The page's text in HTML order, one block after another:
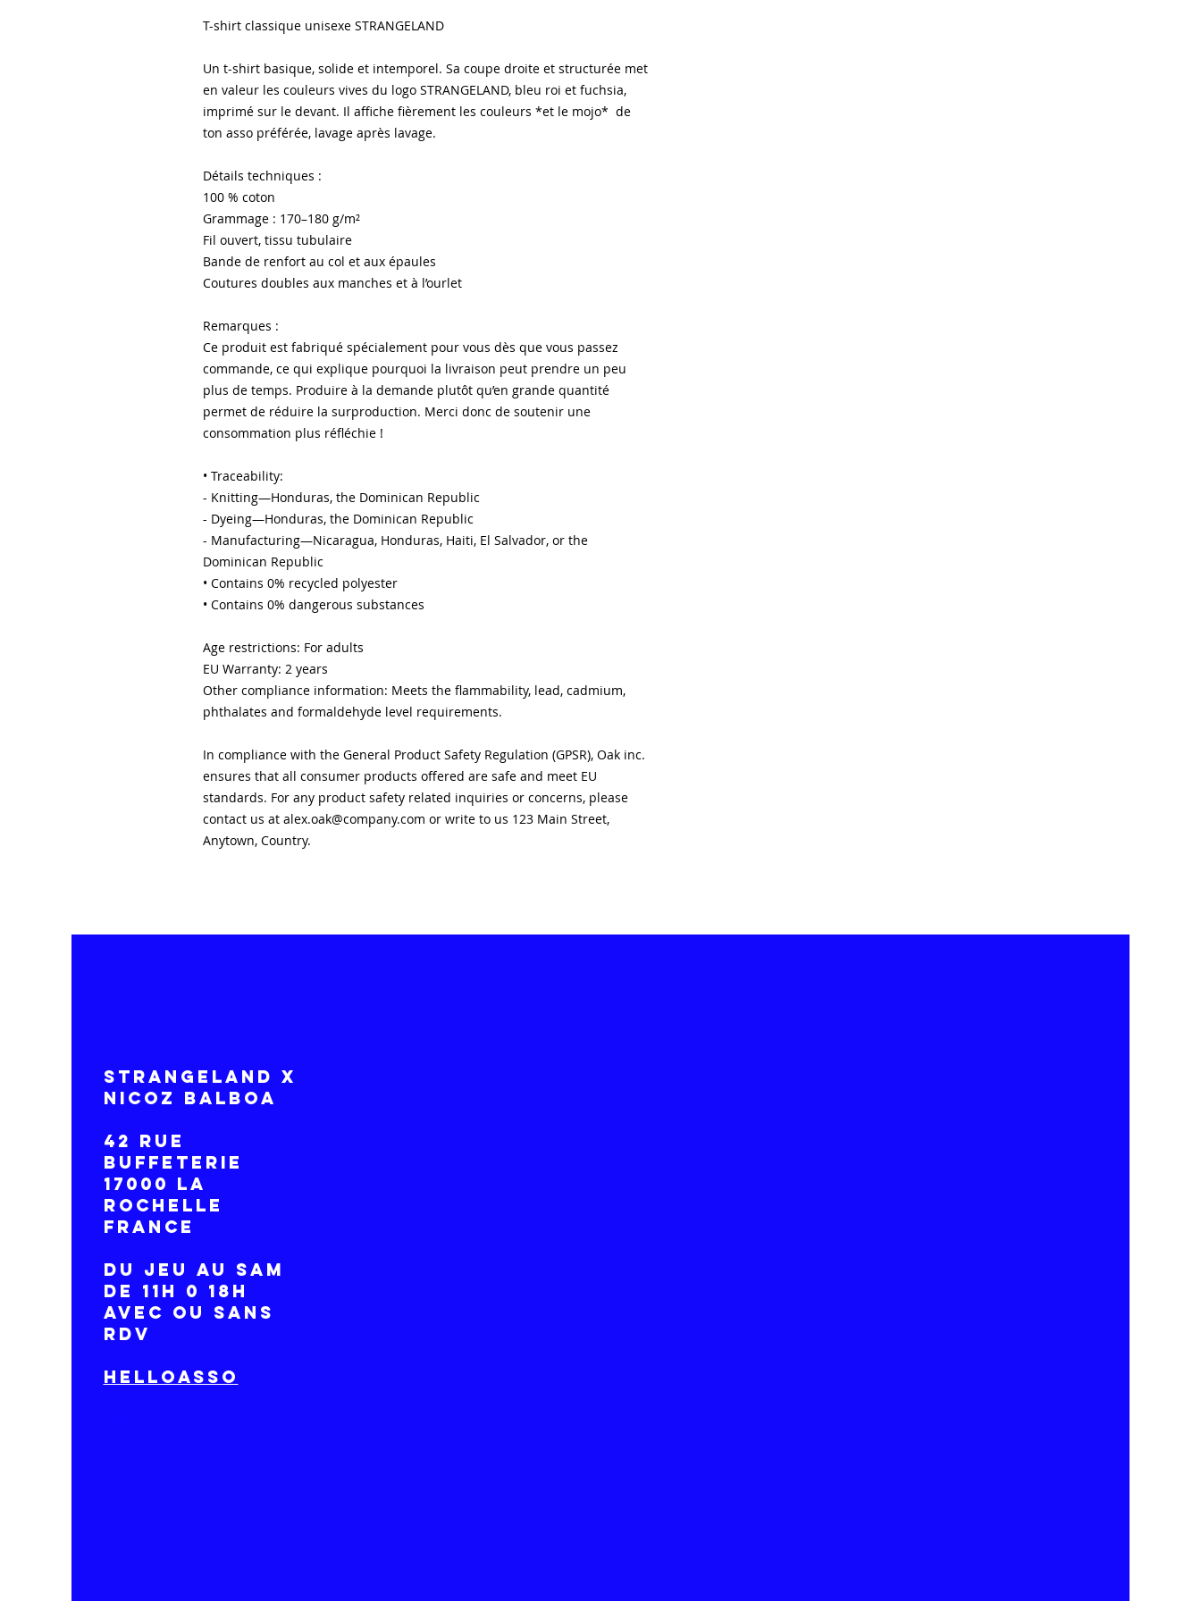
T-shirt classique unisexe STRANGELAND
Un t-shirt basique, solide et intemporel. Sa coupe droite et structurée met
en valeur les couleurs vives du logo STRANGELAND, bleu roi et fuchsia,
imprimé sur le devant. Il affiche fièrement les couleurs *et le mojo*  de
ton asso préférée, lavage après lavage.
Détails techniques :
100 % coton
Grammage : 170–180 g/m²
Fil ouvert, tissu tubulaire
Bande de renfort au col et aux épaules
Coutures doubles aux manches et à l’ourlet
Remarques :
Ce produit est fabriqué spécialement pour vous dès que vous passez
commande, ce qui explique pourquoi la livraison peut prendre un peu
plus de temps. Produire à la demande plutôt qu’en grande quantité
permet de réduire la surproduction. Merci donc de soutenir une
consommation plus réfléchie !
• Traceability:
- Knitting—Honduras, the Dominican Republic
- Dyeing—Honduras, the Dominican Republic
- Manufacturing—Nicaragua, Honduras, Haiti, El Salvador, or the
Dominican Republic
• Contains 0% recycled polyester
• Contains 0% dangerous substances
Age restrictions: For adults
EU Warranty: 2 years
Other compliance information: Meets the flammability, lead, cadmium,
phthalates and formaldehyde level requirements.
In compliance with the General Product Safety Regulation (GPSR), Oak inc.
ensures that all consumer products offered are safe and meet EU
standards. For any product safety related inquiries or concerns, please
contact us at alex.oak@company.com or write to us 123 Main Street,
Anytown, Country.
STRANGELAND x
NICOZ BALBOA
42 RUE
BUFFETERIE
17000 LA
ROCHELLE
France
DU Jeu AU SAM
DE 11H 0 18H
avec ou sans
RDV
HelloAsso